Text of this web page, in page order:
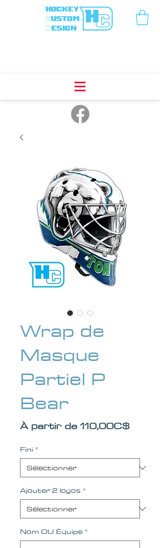
Wrap de
Masque
Partiel P
Bear
À partir de110,00C$Prix
Fini *
Ajouter 2 logos *
Nom OU Équipe *